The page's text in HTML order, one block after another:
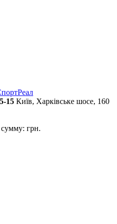
15 Київ, Харківське шосе, 160
грн.